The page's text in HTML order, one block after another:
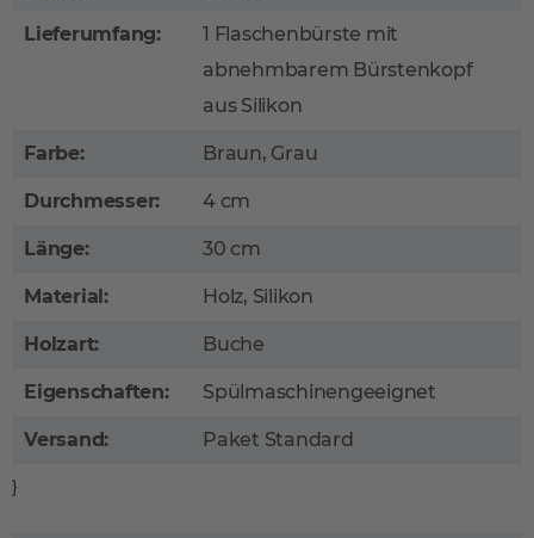
Lieferumfang:
1 Flaschenbürste mit
abnehmbarem Bürstenkopf
aus Silikon
Farbe: Braun, Grau
Durchmesser: 4 cm
Länge: 30 cm
Material: Holz, Silikon
Holzart: Buche
Eigenschaften: Spülmaschinengeeignet
Versand: Paket Standard
}